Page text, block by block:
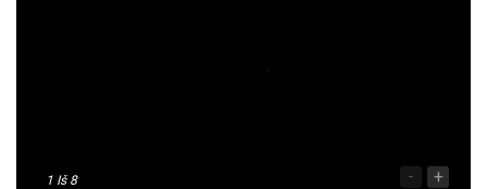
1 Iš 8 - +